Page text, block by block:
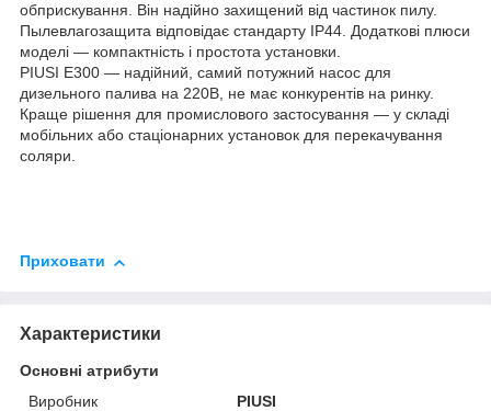
обприскування. Він надійно захищений від частинок пилу.
Пылевлагозащита відповідає стандарту IP44. Додаткові плюси
моделі — компактність і простота установки.
PIUSI E300 — надійний, самий потужний насос для
дизельного палива на 220В, не має конкурентів на ринку.
Краще рішення для промислового застосування — у складі
мобільних або стаціонарних установок для перекачування
соляри.
Приховати
Характеристики
Основні атрибути
Виробник
PIUSI